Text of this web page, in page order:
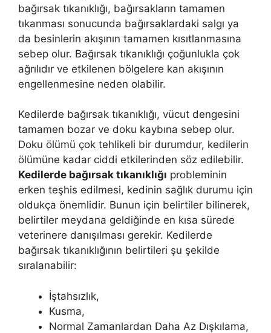
bağırsak tıkanıklığı, bağırsakların tamamen
tıkanması sonucunda bağırsaklardaki salgı ya
da besinlerin akışının tamamen kısıtlanmasına
sebep olur. Bağırsak tıkanıklığı çoğunlukla çok
ağrılıdır ve etkilenen bölgelere kan akışının
engellenmesine neden olabilir.
Kedilerde bağırsak tıkanıklığı, vücut dengesini
tamamen bozar ve doku kaybına sebep olur.
Doku ölümü çok tehlikeli bir durumdur, kedilerin
ölümüne kadar ciddi etkilerinden söz edilebilir.
Kedilerde bağırsak tıkanıklığı probleminin
erken teşhis edilmesi, kedinin sağlık durumu için
oldukça önemlidir. Bunun için belirtiler bilinerek,
belirtiler meydana geldiğinde en kısa sürede
veterinere danışılması gerekir. Kedilerde
bağırsak tıkanıklığının belirtileri şu şekilde
sıralanabilir:
İştahsızlık,
Kusma,
Normal Zamanlardan Daha Az Dışkılama,